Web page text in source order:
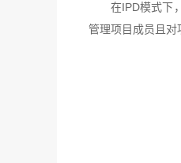
在IPD模式下
管理项目成员且对